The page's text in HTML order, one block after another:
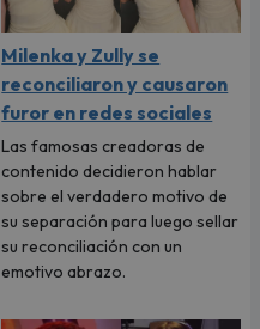
Milenka y Zully se
reconciliaron y causaron
furor en redes sociales
Las famosas creadoras de
contenido decidieron hablar
sobre el verdadero motivo de
su separación para luego sellar
su reconciliación con un
emotivo abrazo.